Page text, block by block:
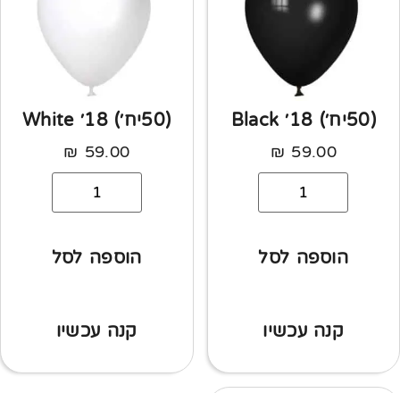
(50יח׳) 18׳ Black
59.00
₪
הוספה לסל
קנה עכשיו
(50יח׳) 18׳ White
59.00
₪
הוספה לסל
קנה עכשיו